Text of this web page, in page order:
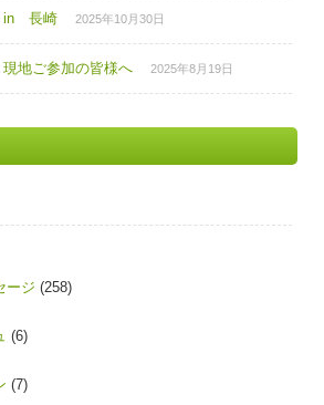
in 長崎 2025年10月30日
地ご参加の皆様へ 2025年8月19日
ージ (258)
(6)
(7)